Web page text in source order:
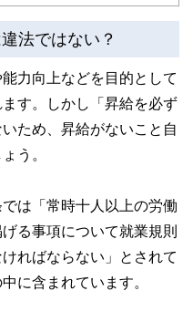
点です。
制を築くことで、内容のわかり
み応えのあるコンテンツと確か
す。
す。
法ではない？
力向上などを目的として
す。しかし「昇給を必ず
ため、昇給がないこと自
う。
は「常時十人以上の労働
る事項について就業規則
ればならない」とされて
に含まれています。